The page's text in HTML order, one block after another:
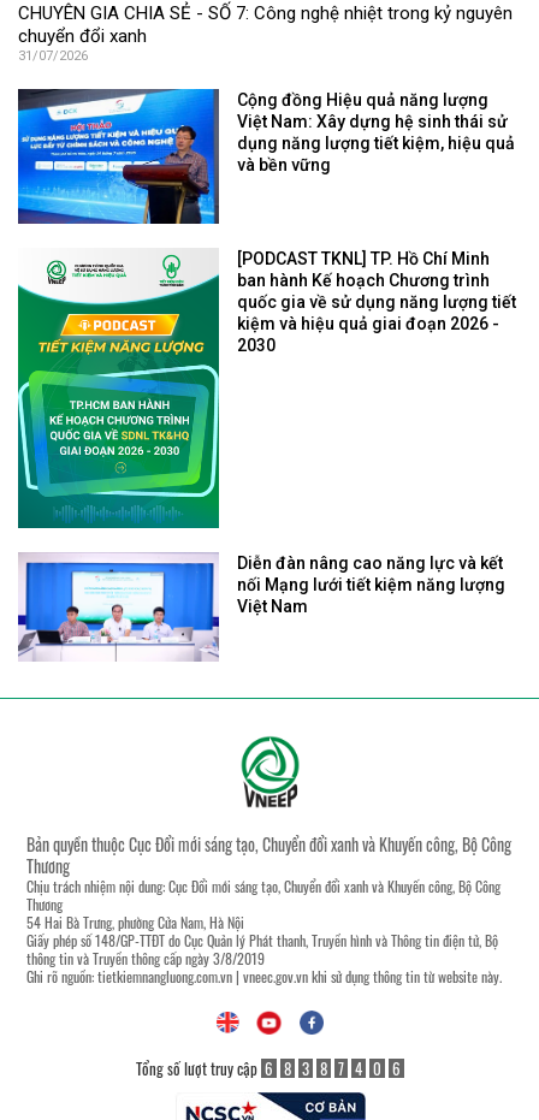
CHUYÊN GIA CHIA SẺ - SỐ 7: Công nghệ nhiệt trong kỷ nguyên
chuyển đổi xanh
31/07/2026
Cộng đồng Hiệu quả năng lượng
Việt Nam: Xây dựng hệ sinh thái sử
dụng năng lượng tiết kiệm, hiệu quả
và bền vững
[PODCAST TKNL] TP. Hồ Chí Minh
ban hành Kế hoạch Chương trình
quốc gia về sử dụng năng lượng tiết
kiệm và hiệu quả giai đoạn 2026 -
2030
Diễn đàn nâng cao năng lực và kết
nối Mạng lưới tiết kiệm năng lượng
Việt Nam
Bản quyền thuộc Cục Đổi mới sáng tạo, Chuyển đổi xanh và Khuyến công, Bộ Công
Thương
Chịu trách nhiệm nội dung: Cục Đổi mới sáng tạo, Chuyển đổi xanh và Khuyến công, Bộ Công
Thương
54 Hai Bà Trưng, phường Cửa Nam, Hà Nội
Giấy phép số 148/GP-TTĐT do Cục Quản lý Phát thanh, Truyền hình và Thông tin điện tử, Bộ
thông tin và Truyền thông cấp ngày 3/8/2019
Ghi rõ nguồn:tietkiemnangluong.com.vn| vneec.gov.vnkhi sử dụng thông tin từ website này.
Tổng số lượt truy cập 6 8 3 8 7 4 0 6